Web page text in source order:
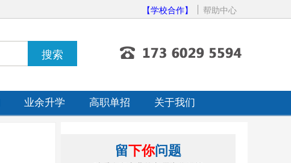
【学校合作】 帮助中心
业余升学 高职单招 关于我们
留下你问题